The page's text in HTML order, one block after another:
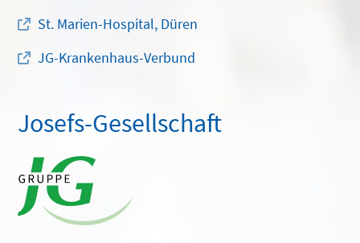
St. Marien-Hospital, Düren
JG-Krankenhaus-Verbund
Josefs-Gesellschaft